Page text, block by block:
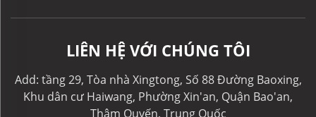
LIÊN HỆ VỚI CHÚNG TÔI
Add: tầng 29, Tòa nhà Xingtong, Số 88 Đường Baoxing,
Khu dân cư Haiwang, Phường Xin'an, Quận Bao'an,
Thâm Quyến, Trung Quốc